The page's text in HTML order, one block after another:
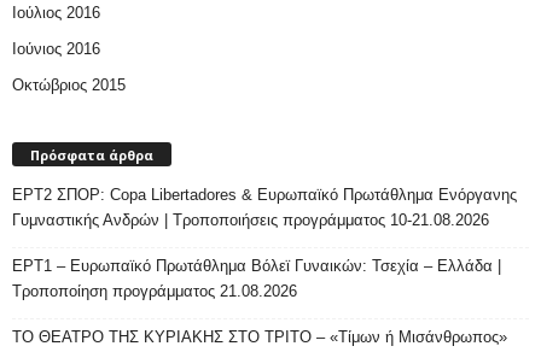
Ιούλιος 2016
Ιούνιος 2016
Οκτώβριος 2015
Πρόσφατα άρθρα
ΕΡΤ2 ΣΠΟΡ: Copa Libertadores & Ευρωπαϊκό Πρωτάθλημα Ενόργανης
Γυμναστικής Ανδρών | Τροποποιήσεις προγράμματος 10-21.08.2026
ΕΡΤ1 – Ευρωπαϊκό Πρωτάθλημα Βόλεϊ Γυναικών: Τσεχία – Ελλάδα |
Τροποποίηση προγράμματος 21.08.2026
ΤΟ ΘΕΑΤΡΟ ΤΗΣ ΚΥΡΙΑΚΗΣ ΣΤΟ ΤΡΙΤΟ – «Τίμων ή Μισάνθρωπος»